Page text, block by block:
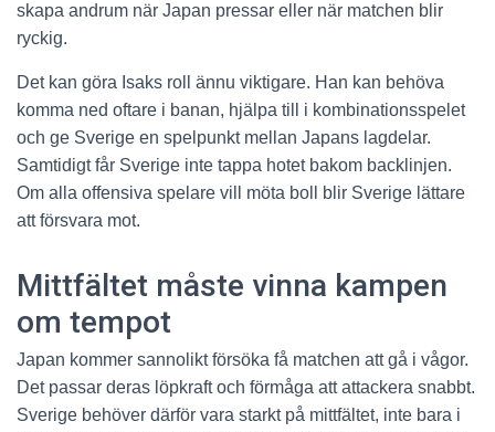
skapa andrum när Japan pressar eller när matchen blir
ryckig.
Det kan göra Isaks roll ännu viktigare. Han kan behöva
komma ned oftare i banan, hjälpa till i kombinationsspelet
och ge Sverige en spelpunkt mellan Japans lagdelar.
Samtidigt får Sverige inte tappa hotet bakom backlinjen.
Om alla offensiva spelare vill möta boll blir Sverige lättare
att försvara mot.
Mittfältet måste vinna kampen
om tempot
Japan kommer sannolikt försöka få matchen att gå i vågor.
Det passar deras löpkraft och förmåga att attackera snabbt.
Sverige behöver därför vara starkt på mittfältet, inte bara i